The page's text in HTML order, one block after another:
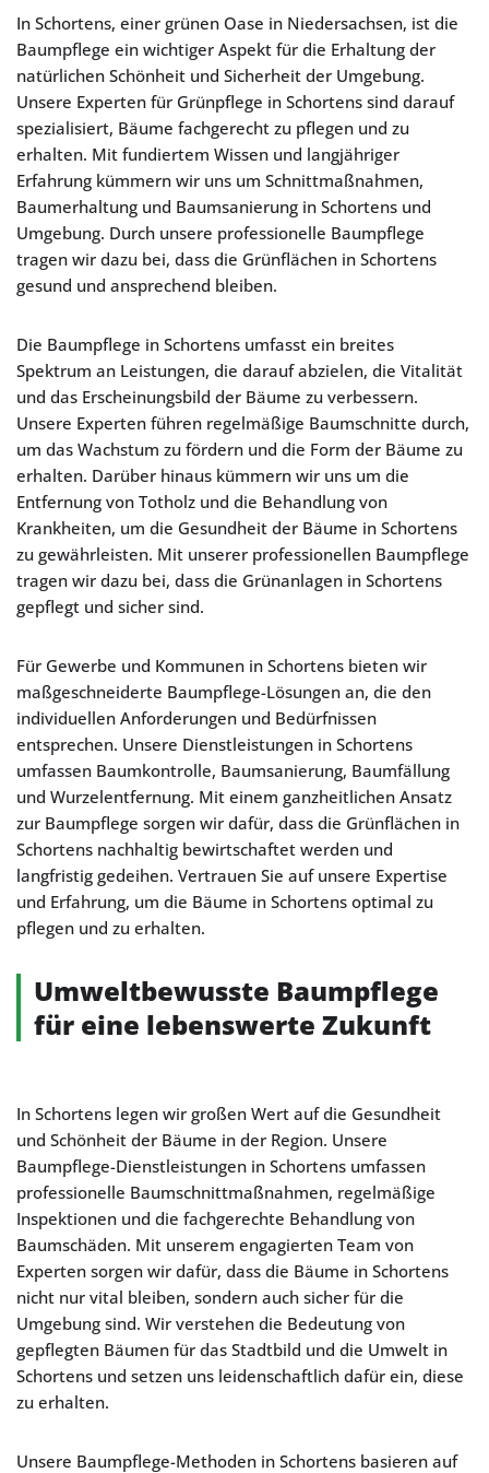
In Schortens, einer grünen Oase in Niedersachsen, ist die
Baumpflege ein wichtiger Aspekt für die Erhaltung der
natürlichen Schönheit und Sicherheit der Umgebung.
Unsere Experten für Grünpflege in Schortens sind darauf
spezialisiert, Bäume fachgerecht zu pflegen und zu
erhalten. Mit fundiertem Wissen und langjähriger
Erfahrung kümmern wir uns um Schnittmaßnahmen,
Baumerhaltung und Baumsanierung in Schortens und
Umgebung. Durch unsere professionelle Baumpflege
tragen wir dazu bei, dass die Grünflächen in Schortens
gesund und ansprechend bleiben.
Die Baumpflege in Schortens umfasst ein breites
Spektrum an Leistungen, die darauf abzielen, die Vitalität
und das Erscheinungsbild der Bäume zu verbessern.
Unsere Experten führen regelmäßige Baumschnitte durch,
um das Wachstum zu fördern und die Form der Bäume zu
erhalten. Darüber hinaus kümmern wir uns um die
Entfernung von Totholz und die Behandlung von
Krankheiten, um die Gesundheit der Bäume in Schortens
zu gewährleisten. Mit unserer professionellen Baumpflege
tragen wir dazu bei, dass die Grünanlagen in Schortens
gepflegt und sicher sind.
Für Gewerbe und Kommunen in Schortens bieten wir
maßgeschneiderte Baumpflege-Lösungen an, die den
individuellen Anforderungen und Bedürfnissen
entsprechen. Unsere Dienstleistungen in Schortens
umfassen Baumkontrolle, Baumsanierung, Baumfällung
und Wurzelentfernung. Mit einem ganzheitlichen Ansatz
zur Baumpflege sorgen wir dafür, dass die Grünflächen in
Schortens nachhaltig bewirtschaftet werden und
langfristig gedeihen. Vertrauen Sie auf unsere Expertise
und Erfahrung, um die Bäume in Schortens optimal zu
pflegen und zu erhalten.
Umweltbewusste Baumpflege
für eine lebenswerte Zukunft
In Schortens legen wir großen Wert auf die Gesundheit
und Schönheit der Bäume in der Region. Unsere
Baumpflege-Dienstleistungen in Schortens umfassen
professionelle Baumschnittmaßnahmen, regelmäßige
Inspektionen und die fachgerechte Behandlung von
Baumschäden. Mit unserem engagierten Team von
Experten sorgen wir dafür, dass die Bäume in Schortens
nicht nur vital bleiben, sondern auch sicher für die
Umgebung sind. Wir verstehen die Bedeutung von
gepflegten Bäumen für das Stadtbild und die Umwelt in
Schortens und setzen uns leidenschaftlich dafür ein, diese
zu erhalten.
Unsere Baumpflege-Methoden in Schortens basieren auf